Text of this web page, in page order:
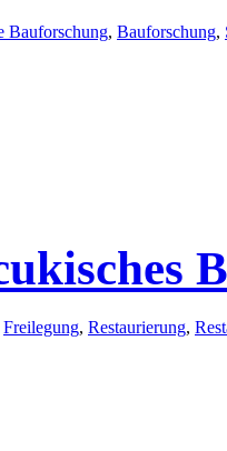
Bauforschung, Bauforschung,
Freilegung, Restaurierung,